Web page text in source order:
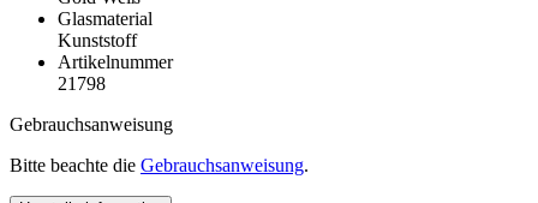
Glasmaterial
Kunststoff
Artikelnummer
21798
Gebrauchsanweisung
Bitte beachte die Gebrauchsanweisung.